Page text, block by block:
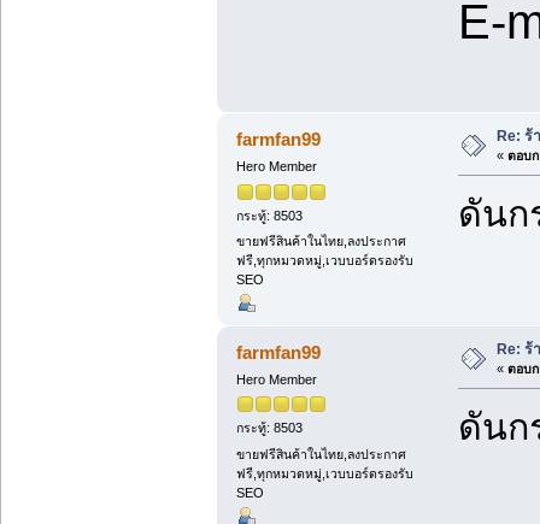
E-
farmfan99
Hero Member
กระทู้: 8503
ขายฟรีสินค้าในไทย,ลงประกาศ
ฟรี,ทุกหมวดหมู่,เวบบอร์ดรองรับ
SEO
Re: ร้
« ตอบก
ดันก
farmfan99
Hero Member
กระทู้: 8503
ขายฟรีสินค้าในไทย,ลงประกาศ
ฟรี,ทุกหมวดหมู่,เวบบอร์ดรองรับ
SEO
Re: ร้
« ตอบก
ดันก